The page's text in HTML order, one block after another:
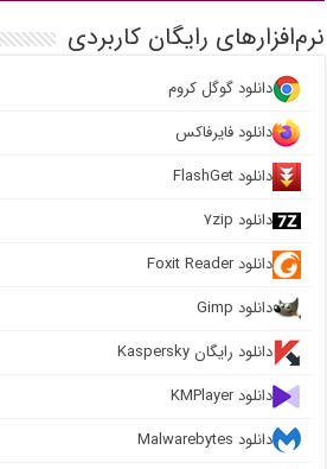
نرم‌افزارهای رایگان کاربردی
دانلود گوگل کروم
دانلود فایرفاکس
دانلود FlashGet
دانلود ۷zip
دانلود Foxit Reader
دانلود Gimp
دانلود رایگان Kaspersky
دانلود KMPlayer
دانلود Malwarebytes